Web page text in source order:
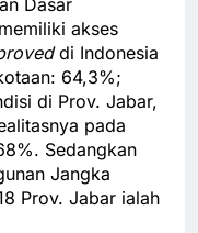
akses
di Indonesia
64,3%;
di Prov. Jabar,
pada
Sedangkan
Jangka
Prov. Jabar ialah